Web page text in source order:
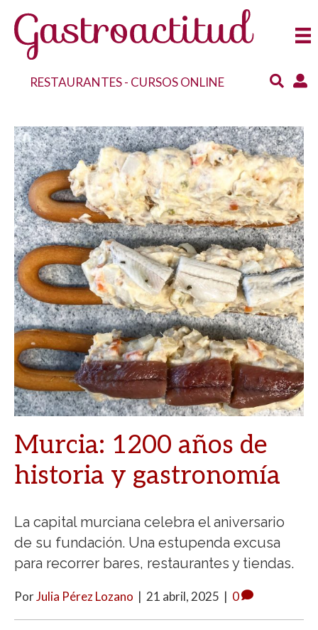
RESTAURANTES- CURSOS ONLINE
Murcia: 1200 años de
historia y gastronomía
La capital murciana celebra el aniversario
de su fundación. Una estupenda excusa
para recorrer bares, restaurantes y tiendas.
PorJulia Pérez Lozano | 21 abril, 2025 | 0